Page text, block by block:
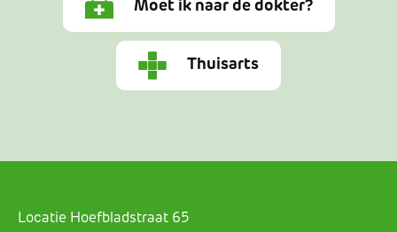
Moet ik naar de dokter?
Thuisarts
Locatie Hoefbladstraat 65